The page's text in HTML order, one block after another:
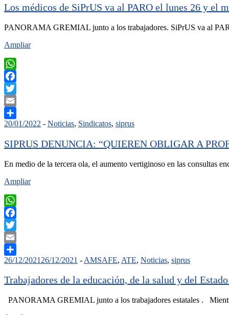
Los médicos de SiPrUS va al PARO el lunes 26 y el
PANORAMA GREMIAL junto a los trabajadores. SiPrUS va al
Ampliar
WhatsApp
Facebook
Twitter
Email
Compartir
20/01/2022 - Noticias, Sindicatos, siprus
SIPRUS DENUNCIA: “QUIEREN OBLIGAR A
En medio de la tercera ola, el aumento vertiginoso en las consultas
Ampliar
WhatsApp
Facebook
Twitter
Email
Compartir
26/12/2021 26/12/2021 - AMSAFE, ATE, Noticias, siprus
Trabajadores de la educación, de la salud y del
PANORAMA GREMIAL junto a los trabajadores estatales .